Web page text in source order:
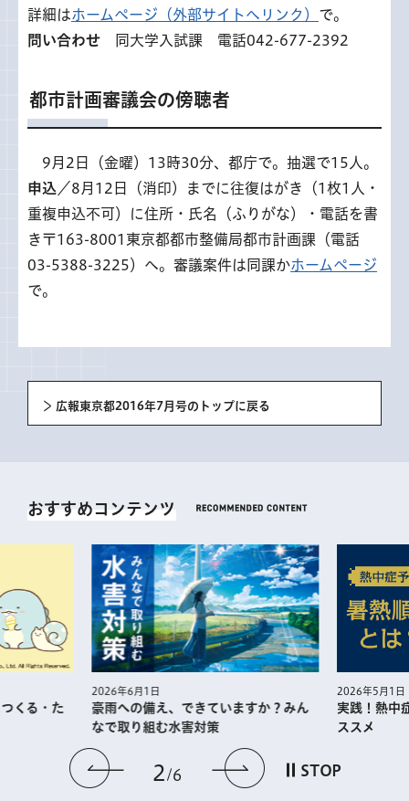
詳細はホームページ（外部サイトへリンク） で。
問い合わせ 同大学入試課 電話042-677-2392
都市計画審議会の傍聴者
9月 2日（金曜）13時30分、都庁で。抽選で15人。
申込 ／8月12日（消印）までに往復はがき（1枚1人・
重複申込不可）に住所・氏名（ふりがな）・電話を書
き〒163-8001東京都都市整備局都市計画課（電話
03-5388-3225）へ。審議案件は同課かホームページ
で。
広報東京都2016年7月号のトップに戻る
おすすめコンテンツ
前のスライドを表示
2 6 次のスライドを
STOP
くる・た
2026年6月1日
豪雨への備え、できていますか？みん
なで取り組む水害対策
2026年5月1日
実践！熱中
ススメ